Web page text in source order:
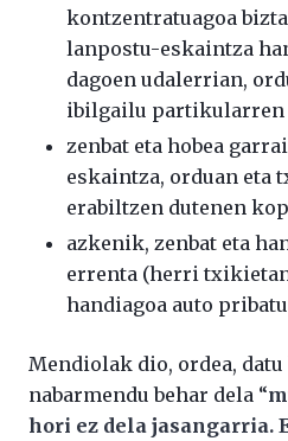
kontzentratuagoa
lanpostu-eskaintza
dagoen udalerrian,
ibilgailu partikularren
zenbat eta hobea
eskaintza, orduan eta
erabiltzen dutenen
azkenik, zenbat eta
errenta (herri
handiagoa auto
Mendiolak dio, ordea,
nabarmendu behar dela “
hori ez dela jasangarria.